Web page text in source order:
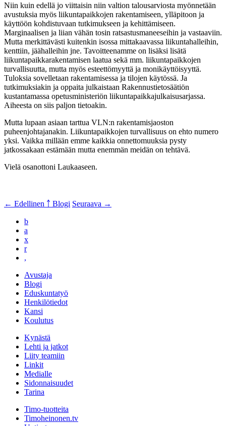
Niin kuin edellä jo viittaisin niin valtion talousarviosta myönnetään
avustuksia myös liikuntapaikkojen rakentamiseen, ylläpitoon ja
käyttöön kohdistuvaan tutkimukseen ja kehittämiseen.
Marginaalisen ja liian vähän tosin ratsastusmaneeseihin ja vastaaviin.
Mutta merkittävästi kuitenkin isossa mittakaavassa liikuntahalleihin,
kenttiin, jäähalleihin jne. Tavoitteenamme on lisäksi lisätä
liikuntapaikkarakentamisen laatua sekä mm. liikuntapaikkojen
turvallisuutta, mutta myös esteettömyyttä ja monikäyttöisyyttä.
Tuloksia sovelletaan rakentamisessa ja tilojen käytössä. Ja
tutkimuksiakin ja oppaita julkaistaan Rakennustietosäätiön
kustantamassa opetusministeriön liikuntapaikkajulkaisusarjassa.
Aiheesta on siis paljon tietoakin.
Mutta lupaan asiaan tarttua VLN:n rakentamisjaoston
puheenjohtajanakin. Liikuntapaikkojen turvallisuus on ehto numero
yksi. Vaikka millään emme kaikkia onnettomuuksia pysty
jatkossakaan estämään mutta enemmän meidän on tehtävä.
Vielä osanottoni Laukaaseen.
← Edellinen ￪ Blogi Seuraava →
b
a
x
r
,
Avustaja
Blogi
Eduskuntatyö
Henkilötiedot
Kansi
Koulutus
Kynästä
Lehti ja jatkot
Liity teamiin
Linkit
Medialle
Sidonnaisuudet
Tarina
Timo-tuotteita
Timoheinonen.tv